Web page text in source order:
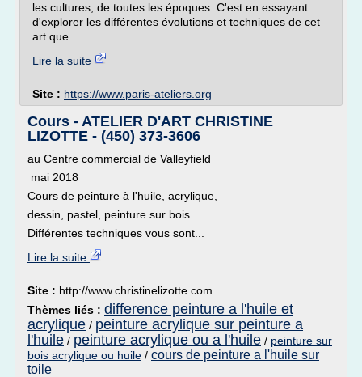
les cultures, de toutes les époques. C'est en essayant
d'explorer les différentes évolutions et techniques de cet
art que...
Lire la suite
Site : https://www.paris-ateliers.org
Cours - ATELIER D'ART CHRISTINE
LIZOTTE - (450) 373-3606
au Centre commercial de Valleyfield
mai 2018
Cours de peinture à l'huile, acrylique,
dessin, pastel, peinture sur bois....
Différentes techniques vous sont...
Lire la suite
Site : http://www.christinelizotte.com
Thèmes liés : difference peinture a l'huile et
acrylique / peinture acrylique sur peinture a
l'huile / peinture acrylique ou a l'huile / peinture sur
bois acrylique ou huile / cours de peinture a l'huile sur
toile